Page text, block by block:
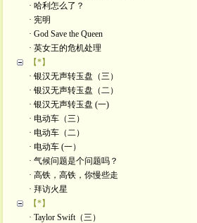
· 哈利怎么了？
· 宪明
· God Save the Queen
· 英女王的危机处理
【*】
· 银汉无声转玉盘（三）
· 银汉无声转玉盘（二）
· 银汉无声转玉盘 (一)
· 电动车（三）
· 电动车（二）
· 电动车 (一）
· 气候问题是个问题吗？
· 高铁，高铁，你慢些走
· 拜访火星
【*】
· Taylor Swift（三）